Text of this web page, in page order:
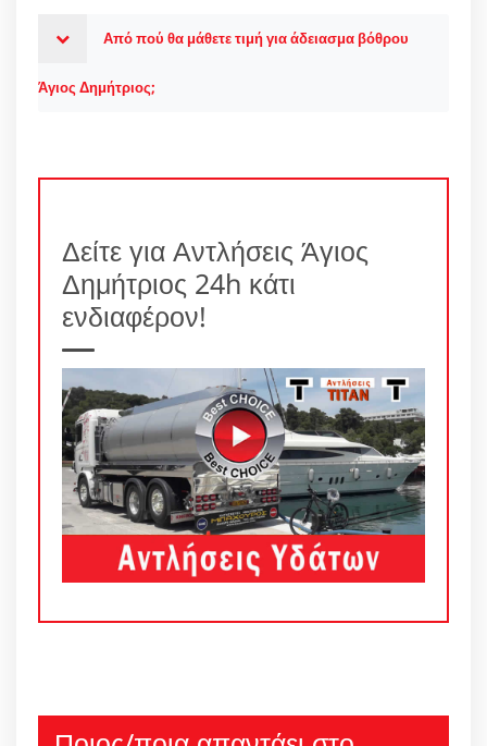
Από πού θα μάθετε τιμή για άδειασμα βόθρου
Άγιος Δημήτριος;
Δείτε για Αντλήσεις Άγιος
Δημήτριος 24h κάτι
ενδιαφέρον!